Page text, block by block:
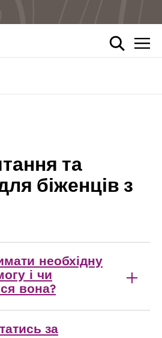
та
біженців з
необхідну
і чи
вона?
за